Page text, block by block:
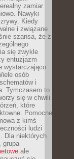
zamiar
Nawyki
Kiedy
i związane
szansa, że z
się zwykle
entuzjazm
wystarczająco
osób
i
Tymczasem to
się w chwili
które
Pomocne
z kimś
ludzi
Dla niektórych
grupa
ale